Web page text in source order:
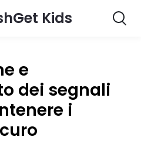
Kids
e
dei segnali
i